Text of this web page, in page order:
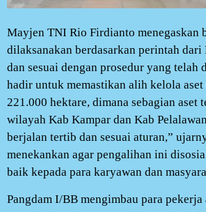
Mayjen TNI Rio Firdianto menegaskan
dilaksanakan berdasarkan perintah dari
dan sesuai dengan prosedur yang telah
hadir untuk memastikan alih kelola aset
221.000 hektare, dimana sebagian aset
wilayah Kab Kampar dan Kab
berjalan tertib dan sesuai aturan,”
menekankan agar pengalihan ini
baik kepada para karyawan dan
Pangdam I/BB mengimbau para pekerja